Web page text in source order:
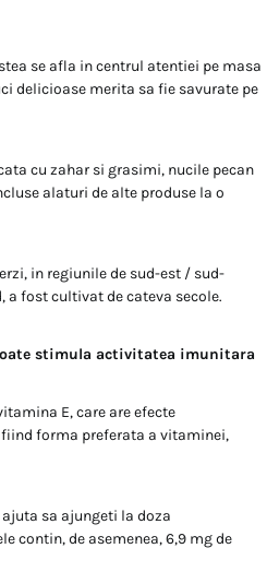
se afla in centrul atentiei pe masa
delicioase merita sa fie savurate pe
cu zahar si grasimi, nucile pecan
alaturi de alte produse la o
in regiunile de sud-est / sud-
a fost cultivat de cateva secole.
stimula activitatea imunitara
E, care are efecte
forma preferata a vitaminei,
sa ajungeti la doza
contin, de asemenea, 6,9 mg de